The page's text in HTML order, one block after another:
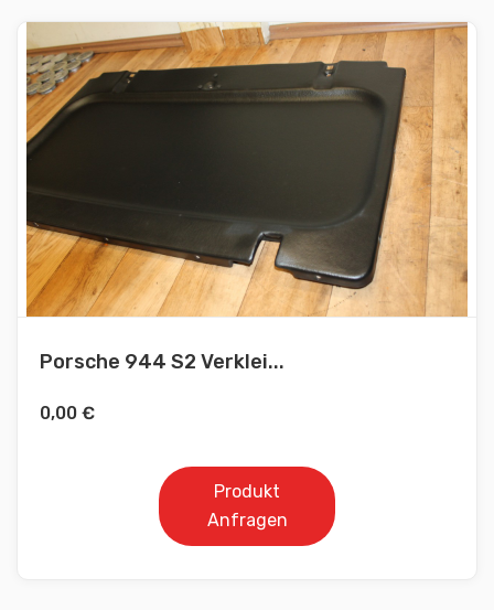
Porsche 944 S2 Verklei...
0,00 €
Produkt
Anfragen